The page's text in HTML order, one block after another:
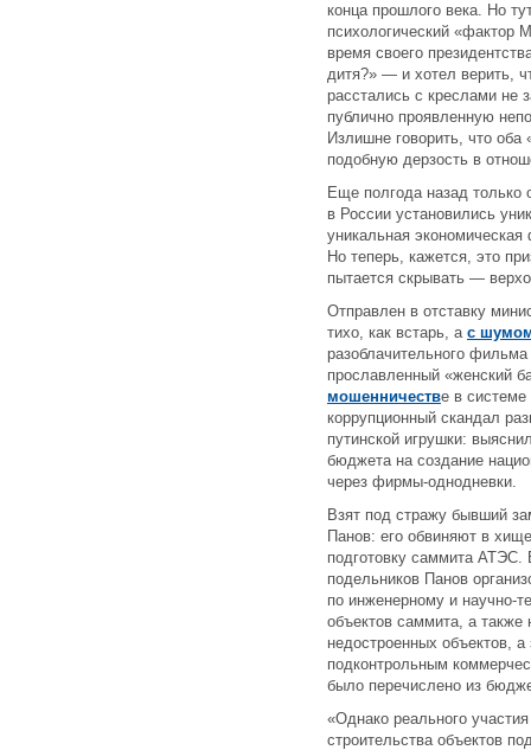
конца прошлого века. Но
психологический «фактор
время своего
дитя?» — и хотел верить,
расстались с креслами не
публично проявленную
Излишне говорить, что
подобную дерзость в
Еще полгода назад только
в России установились
уникальная
Но теперь, кажется, это
пытается скрывать —
Отправлен в отставку
тихо, как встарь, а с
разоблачительного
прославленный «женский
мошенничестве в
коррупционный скандал
путинской игрушки:
бюджета на создание
через фирмы-однодневки.
Взят под стражу бывший
Панов: его обвиняют в
подготовку саммита АТЭС.
подельников Панов
по инженерному и научно-
объектов саммита, а также
недостроенных объектов,
подконтрольным
было перечислено из
«Однако реального
строительства объектов